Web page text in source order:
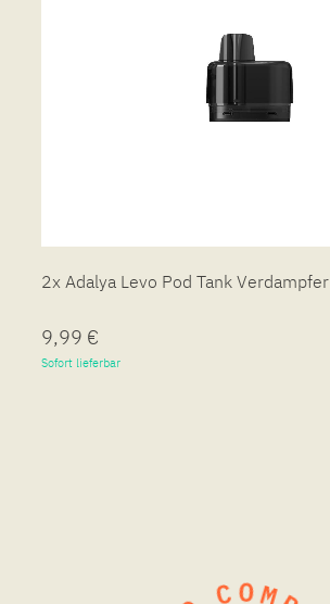
2x Adalya Levo Pod Tank Verdampfer
9,99 €
Sofort lieferbar